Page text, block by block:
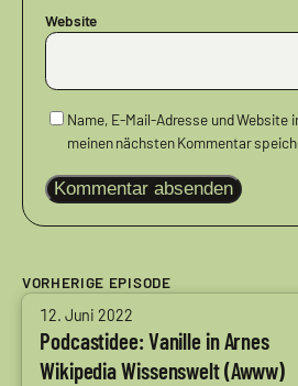
Website
Name, E-Mail-Adresse und Website
meinen nächsten Kommentar
VORHERIGE EPISODE
12. Juni 2022
Podcastidee: Vanille in Arnes
Wikipedia Wissenswelt (Awww)
von
Arne
Ruddat